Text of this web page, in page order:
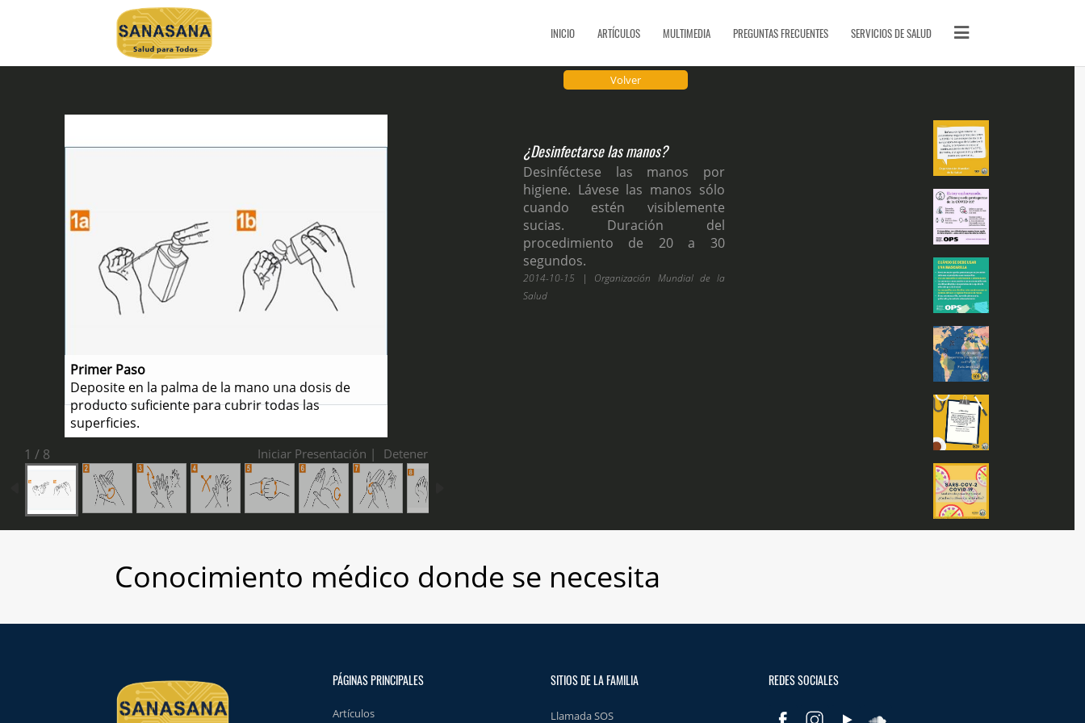
PÁGINAS DE INTERÉS
SITIOS DE LA FAMILIA
Llamada SOS
SOS Cursos en línea
Videoclases y videotutoriales
Vitae Academia Biomédica Digital
Proyecto ECHO-UCV
SanaSana, Salud para todos
Artículos
Malaria
Serpientes de Venezuela
Escorpiones
Quiénes Somos
Glosario
Contactos
REDES SOCIALES
INICIO ARTÍCULOS MULTIMEDIA PREGUNTAS FRECUENTES SERVICIOS DE SALUD
Volver
¿Desinfectarse las manos?
Desinféctese las manos por
higiene. Lávese las manos sólo
cuando estén visiblemente
sucias. Duración del
procedimiento de 20 a 30
segundos.
2014-10-15 | Organización Mundial de la
Salud
Primer Paso
Deposite en la palma de la mano una dosis de
producto suficiente para cubrir todas las
superficies.
1 / 8
Iniciar Presentación | Detener
Conocimiento médico donde se necesita
PÁGINAS PRINCIPALES
Artículos
SITIOS DE LA FAMILIA
Llamada SOS
REDES SOCIALES